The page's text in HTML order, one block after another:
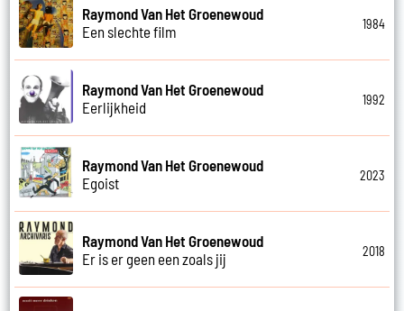
Raymond Van Het Groenewoud
Een slechte film
1984
Raymond Van Het Groenewoud
Eerlijkheid
1992
Raymond Van Het Groenewoud
Egoist
2023
Raymond Van Het Groenewoud
Er is er geen een zoals jij
2018